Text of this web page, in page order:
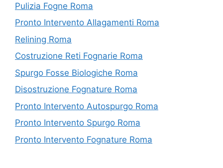
Pulizia Fogne Roma
Pronto Intervento Allagamenti Roma
Relining Roma
Costruzione Reti Fognarie Roma
Spurgo Fosse Biologiche Roma
Disostruzione Fognature Roma
Pronto Intervento Autospurgo Roma
Pronto Intervento Spurgo Roma
Pronto Intervento Fognature Roma